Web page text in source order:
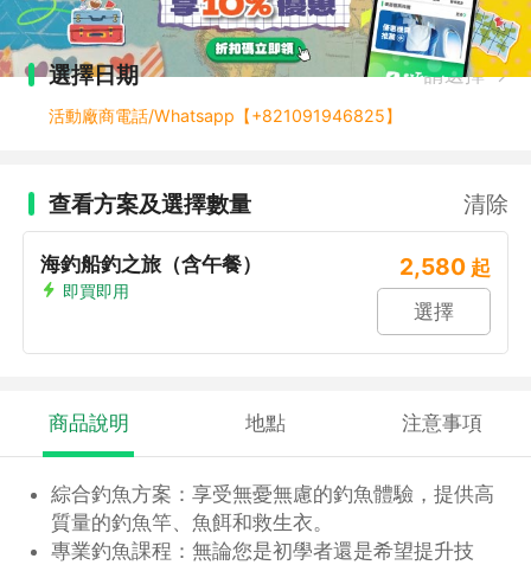
選擇日期 請選擇
活動廠商電話/Whatsapp【+821091946825】
查看方案及選擇數量 清除
海釣船釣之旅（含午餐）
即買即用
2,580 起
選擇
商品說明 地點 注意事項
綜合釣魚方案：享受無憂無慮的釣魚體驗，提供高
質量的釣魚竿、魚餌和救生衣。
專業釣魚課程：無論您是初學者還是希望提升技